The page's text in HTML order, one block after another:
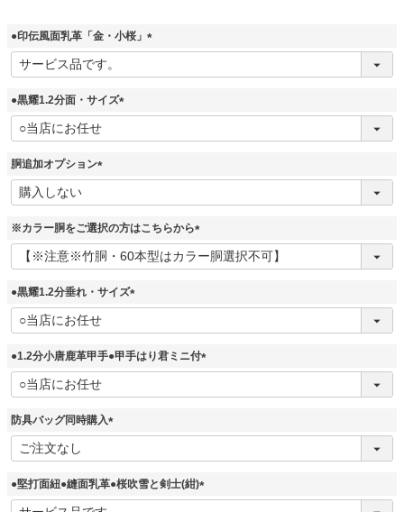
●印伝風面乳革「金・小桜」
(
●黒耀1.2分面・サイズ
(
胴追加オプション
(
)
※カラー胴をご選択の方はこちらから
(
●黒耀1.2分垂れ・サイズ
(
)
●1.2分小唐鹿革甲手●甲手はり君ミニ付
(
防具バッグ同時購入
(
)
●堅打面紐●縫面乳革●桜吹雪と剣士(紺)
(